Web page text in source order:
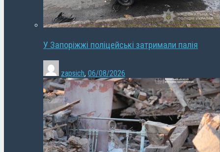
У Запоріжжі поліцейські затримали палія
zapsich, 06/08/2026